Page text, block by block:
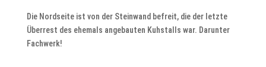
Die Nordseite ist von der Steinwand befreit, die der letzte
Überrest des ehemals angebauten Kuhstalls war. Darunter
Fachwerk!